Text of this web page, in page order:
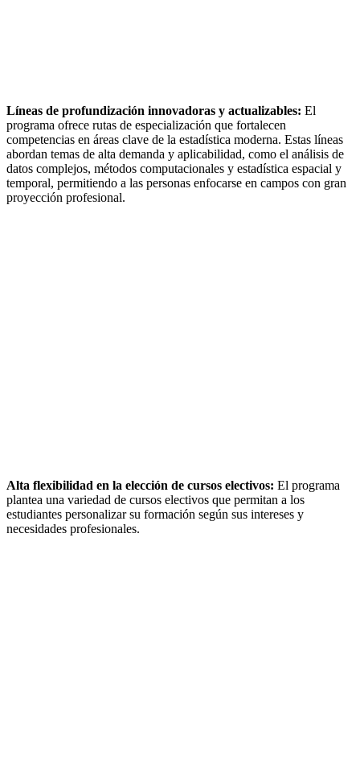
Líneas de profundización innovadoras y actualizables: El
programa ofrece rutas de especialización que fortalecen
competencias en áreas clave de la estadística moderna. Estas líneas
abordan temas de alta demanda y aplicabilidad, como el análisis de
datos complejos, métodos computacionales y estadística espacial y
temporal, permitiendo a las personas enfocarse en campos con gran
proyección profesional.
Alta flexibilidad en la elección de cursos electivos: El programa
plantea una variedad de cursos electivos que permitan a los
estudiantes personalizar su formación según sus intereses y
necesidades profesionales.